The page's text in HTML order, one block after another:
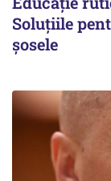
Soluțiile
şosele